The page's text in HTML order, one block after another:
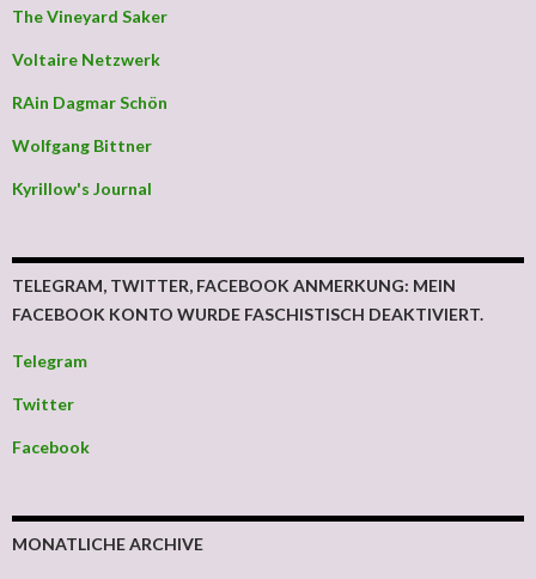
The Vineyard Saker
Voltaire Netzwerk
RAin Dagmar Schön
Wolfgang Bittner
Kyrillow's Journal
TELEGRAM, TWITTER, FACEBOOK ANMERKUNG: MEIN
FACEBOOK KONTO WURDE FASCHISTISCH DEAKTIVIERT.
Telegram
Twitter
Facebook
MONATLICHE ARCHIVE